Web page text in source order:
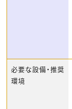
必要な設備・推奨
環境